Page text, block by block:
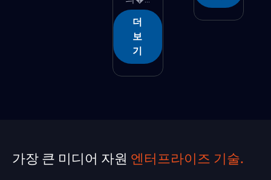
더
보
기
가장 큰 미디어 자원 엔터프라이즈 기술.